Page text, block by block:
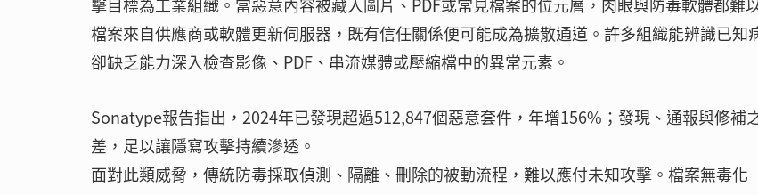
檔案來自供應商或軟體更新伺服器，既有信任關係便可能成為擴散通道。許多組織能辨識已知
卻缺乏能力深入檢查影像、PDF、串流媒體或壓縮檔中的異常元素。
Sonatype報告指出，2024年已發現超過512,847個惡意套件，年增156%；發現、通報與修補
差，足以讓隱寫攻擊持續滲透。
面對此類威脅，傳統防毒採取偵測、隔離、刪除的被動流程，難以應付未知攻擊。檔案無毒化